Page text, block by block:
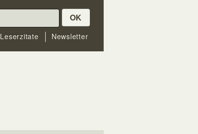
OK
Leserzitate Newsletter